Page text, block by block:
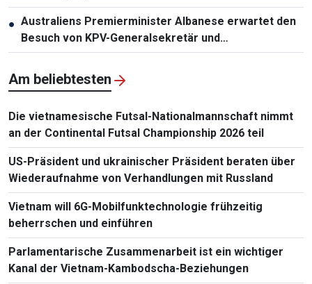
Malaysia
● Australiens Premierminister Albanese erwartet den
Besuch von KPV-Generalsekretär und
Staatspräsident To Lam
Am beliebtesten
Die vietnamesische Futsal-Nationalmannschaft nimmt
an der Continental Futsal Championship 2026 teil
US-Präsident und ukrainischer Präsident beraten über
Wiederaufnahme von Verhandlungen mit Russland
Vietnam will 6G-Mobilfunktechnologie frühzeitig
beherrschen und einführen
Parlamentarische Zusammenarbeit ist ein wichtiger
Kanal der Vietnam-Kambodscha-Beziehungen